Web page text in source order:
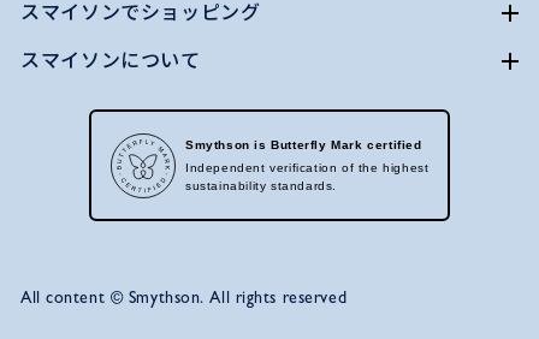
スマイソンでショッピング
スマイソンについて
Smythson is Butterfly Mark certified
Independent verification of the highest
sustainability standards.
All content © Smythson. All rights reserved